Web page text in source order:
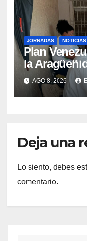
JORNADAS NOTICIAS
Plan
la
atención
Aragua
AGO 8, 2026
Deja una
Lo siento, debes
comentario.